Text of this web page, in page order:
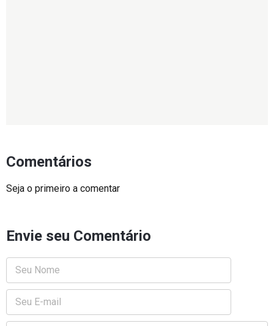
Comentários
Seja o primeiro a comentar
Envie seu Comentário